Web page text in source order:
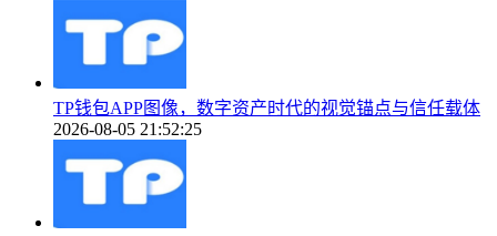
TP钱包APP图像，数字资产时代的视觉锚点与信任载体
2026-08-05 21:52:25